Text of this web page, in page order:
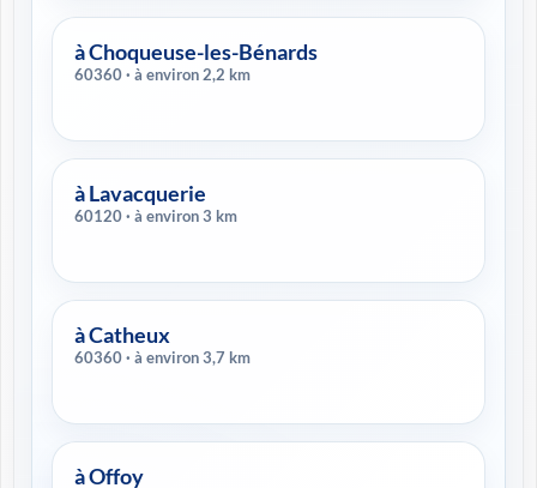
à Choqueuse-les-Bénards
60360 · à environ 2,2 km
à Lavacquerie
60120 · à environ 3 km
à Catheux
60360 · à environ 3,7 km
à Offoy